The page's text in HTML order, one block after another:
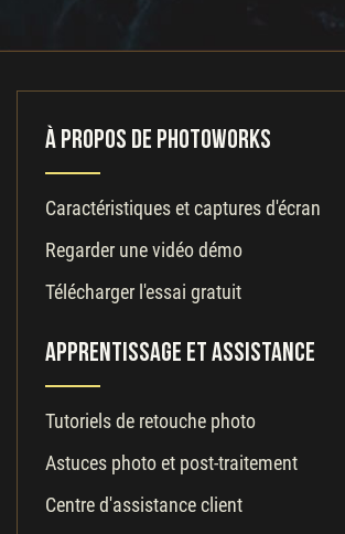
À propos de PhotoWorks
Caractéristiques et captures d'écran
Regarder une vidéo démo
Télécharger l'essai gratuit
Apprentissage et assistance
Tutoriels de retouche photo
Astuces photo et post-traitement
Centre d'assistance client